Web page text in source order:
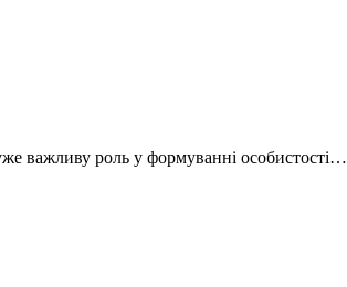
важливу роль у формуванні особистості…